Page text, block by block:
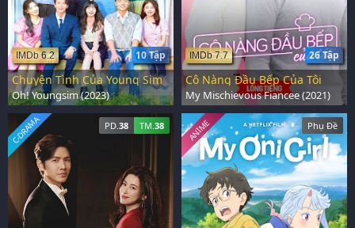
10 Tập
IMDb 6.2
Chuyện Tình Của Young Sim
Oh! Youngsim (2023)
26 Tập
IMDb 7.7
Cô Nàng Đầu Bếp Của Tôi
My Mischievous Fiancee (2021)
PD.38 TM.38
C-DRAMA Phụ Đề
ANIME